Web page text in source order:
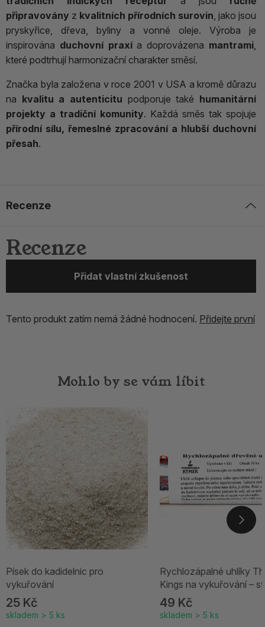
připravovány z kvalitních přírodních surovin, jako jsou
pryskyřice, dřeva, byliny a vonné oleje. Výroba je
inspirována duchovní praxía doprovázena mantrami,
které podtrhují harmonizační charakter směsí.
Značka byla založena v roce 2001 v USA a kromě důrazu
na kvalitu a autenticitu podporuje také humanitární
projekty a tradiční komunity. Každá směs tak spojuje
přírodní sílu, řemeslné zpracování a hlubší duchovní
přesah.
Recenze
Recenze
Přidat vlastní zkušenost
Tento produkt zatím nemá žádné hodnocení. Přidejte první
Mohlo by se vám líbit
Písek do kadidelnic pro
vykuřování
25 Kč
skladem > 5 ks
Rychlozápalné uhlíky
Kings na vykuřování –
49 Kč
skladem > 5 ks